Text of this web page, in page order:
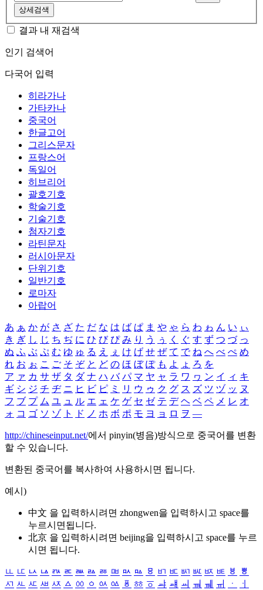
상세검색
결과 내 재검색
인기 검색어
다국어 입력
히라가나
가타카나
중국어
한글고어
그리스문자
프랑스어
독일어
히브리어
괄호기호
학술기호
기술기호
첨자기호
라틴문자
러시아문자
단위기호
일반기호
로마자
아랍어
あ ぁ か が さ ざ た だ な は ば ぱ ま や ゃ ら わ ゎ ん い ぃ
き ぎ し じ ち ぢ に ひ び ぴ み り う ぅ く ぐ す ず つ づ っ
ぬ ふ ぶ ぷ む ゆ ゅ る え ぇ け げ せ ぜ て で ね へ べ ぺ め
れ お ぉ こ ご そ ぞ と ど の ほ ぼ ぽ も よ ょ ろ を
ア ァ カ サ ザ タ ダ ナ ハ バ パ マ ヤ ャ ラ ワ ヮ ン イ ィ キ
ギ シ ジ チ ヂ ニ ヒ ビ ピ ミ リ ウ ゥ ク グ ス ズ ツ ヅ ッ ヌ
フ ブ プ ム ユ ュ ル エ ェ ケ ゲ セ ゼ テ デ ヘ ベ ペ メ レ オ
ォ コ ゴ ソ ゾ ト ド ノ ホ ボ ポ モ ヨ ョ ロ ヲ ―
http://chineseinput.net/에서 pinyin(병음)방식으로 중국어를 변환
할 수 있습니다.
변환된 중국어를 복사하여 사용하시면 됩니다.
예시)
中文 을 입력하시려면 zhongwen을 입력하시고 space를
누르시면됩니다.
北京 을 입력하시려면 beijing을 입력하시고 space를 누르
시면 됩니다.
ㅥ ㅦ ㅧ ㅨ ㅩ ㅪ ㅫ ㅬ ㅭ ㅮ ㅯ ㅰ ㅱ ㅲ ㅳ ㅴ ㅵ ㅶ ㅷ ㅸ
ㅹ
ㅺ ㅻ ㅼ ㅽ ㅾ ㅿ ㆀ ㆁ ㆂ ㆃ ㆄ ㆅ ㆆ ㆇ ㆈ ㆉ ㆊ ㆋ ㆌ ㆍ
ㆎ